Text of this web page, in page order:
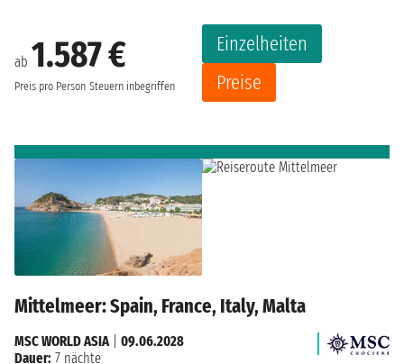
ab 1.587 €
Preis pro Person Steuern inbegriffen
Einzelheiten
Preise
Mittelmeer: Spain, France, Italy, Malta
MSC WORLD ASIA| 09.06.2028
Dauer: 7 nächte